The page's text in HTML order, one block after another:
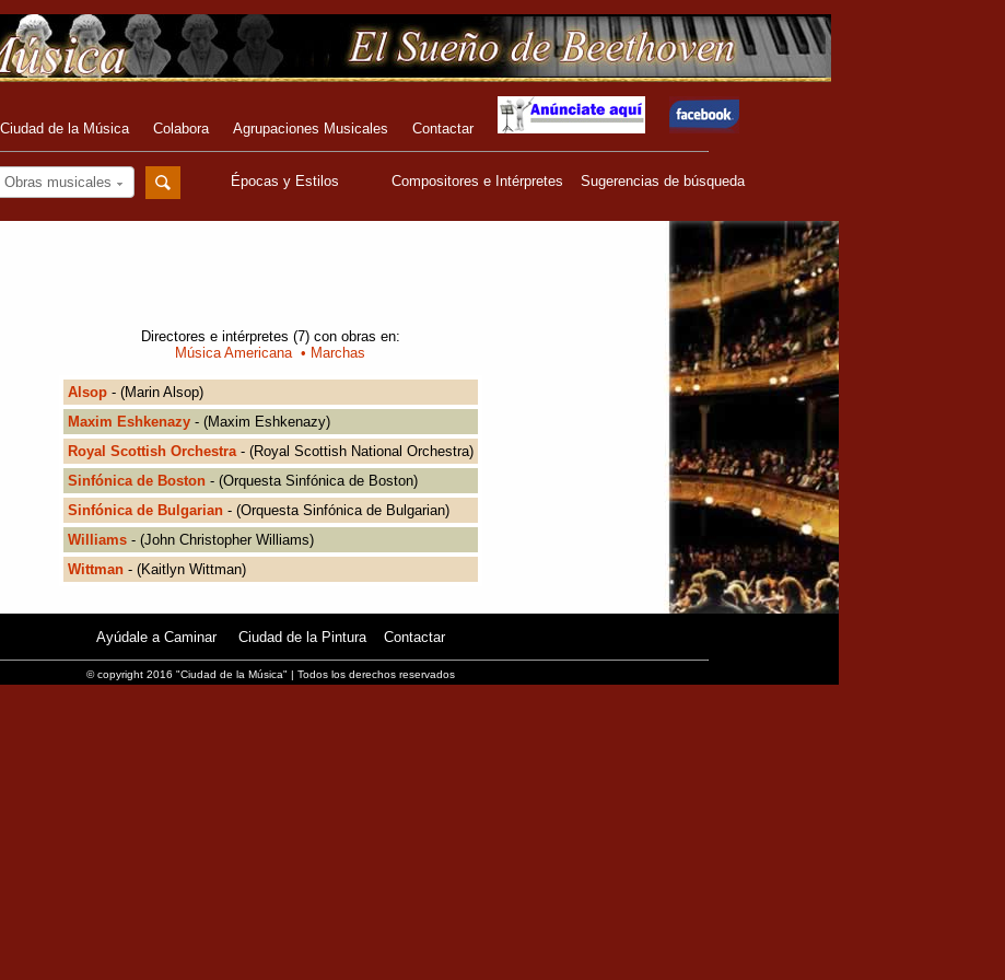
Ciudad de la Música Colabora Agrupaciones Musicales Contactar
Obras musicales Épocas y Estilos Compositores e Intérpretes Sugerencias de búsqueda
Directores e intérpretes (7) con obras en:
Música Americana• Marchas
Alsop- (Marin Alsop)
Maxim Eshkenazy- (Maxim Eshkenazy)
Royal Scottish Orchestra- (Royal Scottish National Orchestra)
Sinfónica de Boston- (Orquesta Sinfónica de Boston)
Sinfónica de Bulgarian- (Orquesta Sinfónica de Bulgarian)
Williams- (John Christopher Williams)
Wittman- (Kaitlyn Wittman)
Ayúdale a Caminar Ciudad de la Pintura Contactar
© copyright 2016 "Ciudad de la Música" | Todos los derechos reservados